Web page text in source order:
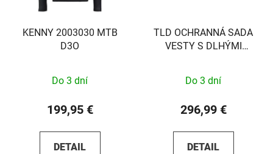
KENNY 2003030 MTB
D3O
Do 3 dní
199,95 €
DETAIL
TLD OCHRANNÁ SADA
VESTY S DLHÝMI
Do 3 dní
296,99 €
DETAIL